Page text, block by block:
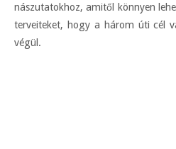
nászutatokhoz, amitől könnyen
terveiteket, hogy a három úti cél
végül.